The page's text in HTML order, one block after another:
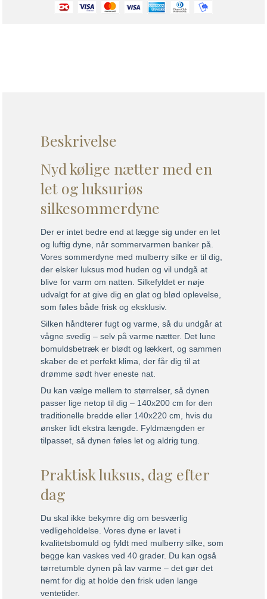
Beskrivelse
Nyd kølige nætter med en
let og luksuriøs
silkesommerdyne
Der er intet bedre end at lægge sig under en let
og luftig dyne, når sommervarmen banker på.
Vores sommerdyne med mulberry silke er til dig,
der elsker luksus mod huden og vil undgå at
blive for varm om natten. Silkefyldet er nøje
udvalgt for at give dig en glat og blød oplevelse,
som føles både frisk og eksklusiv.
Silken håndterer fugt og varme, så du undgår at
vågne svedig – selv på varme nætter. Det lune
bomuldsbetræk er blødt og lækkert, og sammen
skaber de et perfekt klima, der får dig til at
drømme sødt hver eneste nat.
Du kan vælge mellem to størrelser, så dynen
passer lige netop til dig – 140x200 cm for den
traditionelle bredde eller 140x220 cm, hvis du
ønsker lidt ekstra længde. Fyldmængden er
tilpasset, så dynen føles let og aldrig tung.
Praktisk luksus, dag efter
dag
Du skal ikke bekymre dig om besværlig
vedligeholdelse. Vores dyne er lavet i
kvalitetsbomuld og fyldt med mulberry silke, som
begge kan vaskes ved 40 grader. Du kan også
tørretumble dynen på lav varme – det gør det
nemt for dig at holde den frisk uden lange
ventetider.